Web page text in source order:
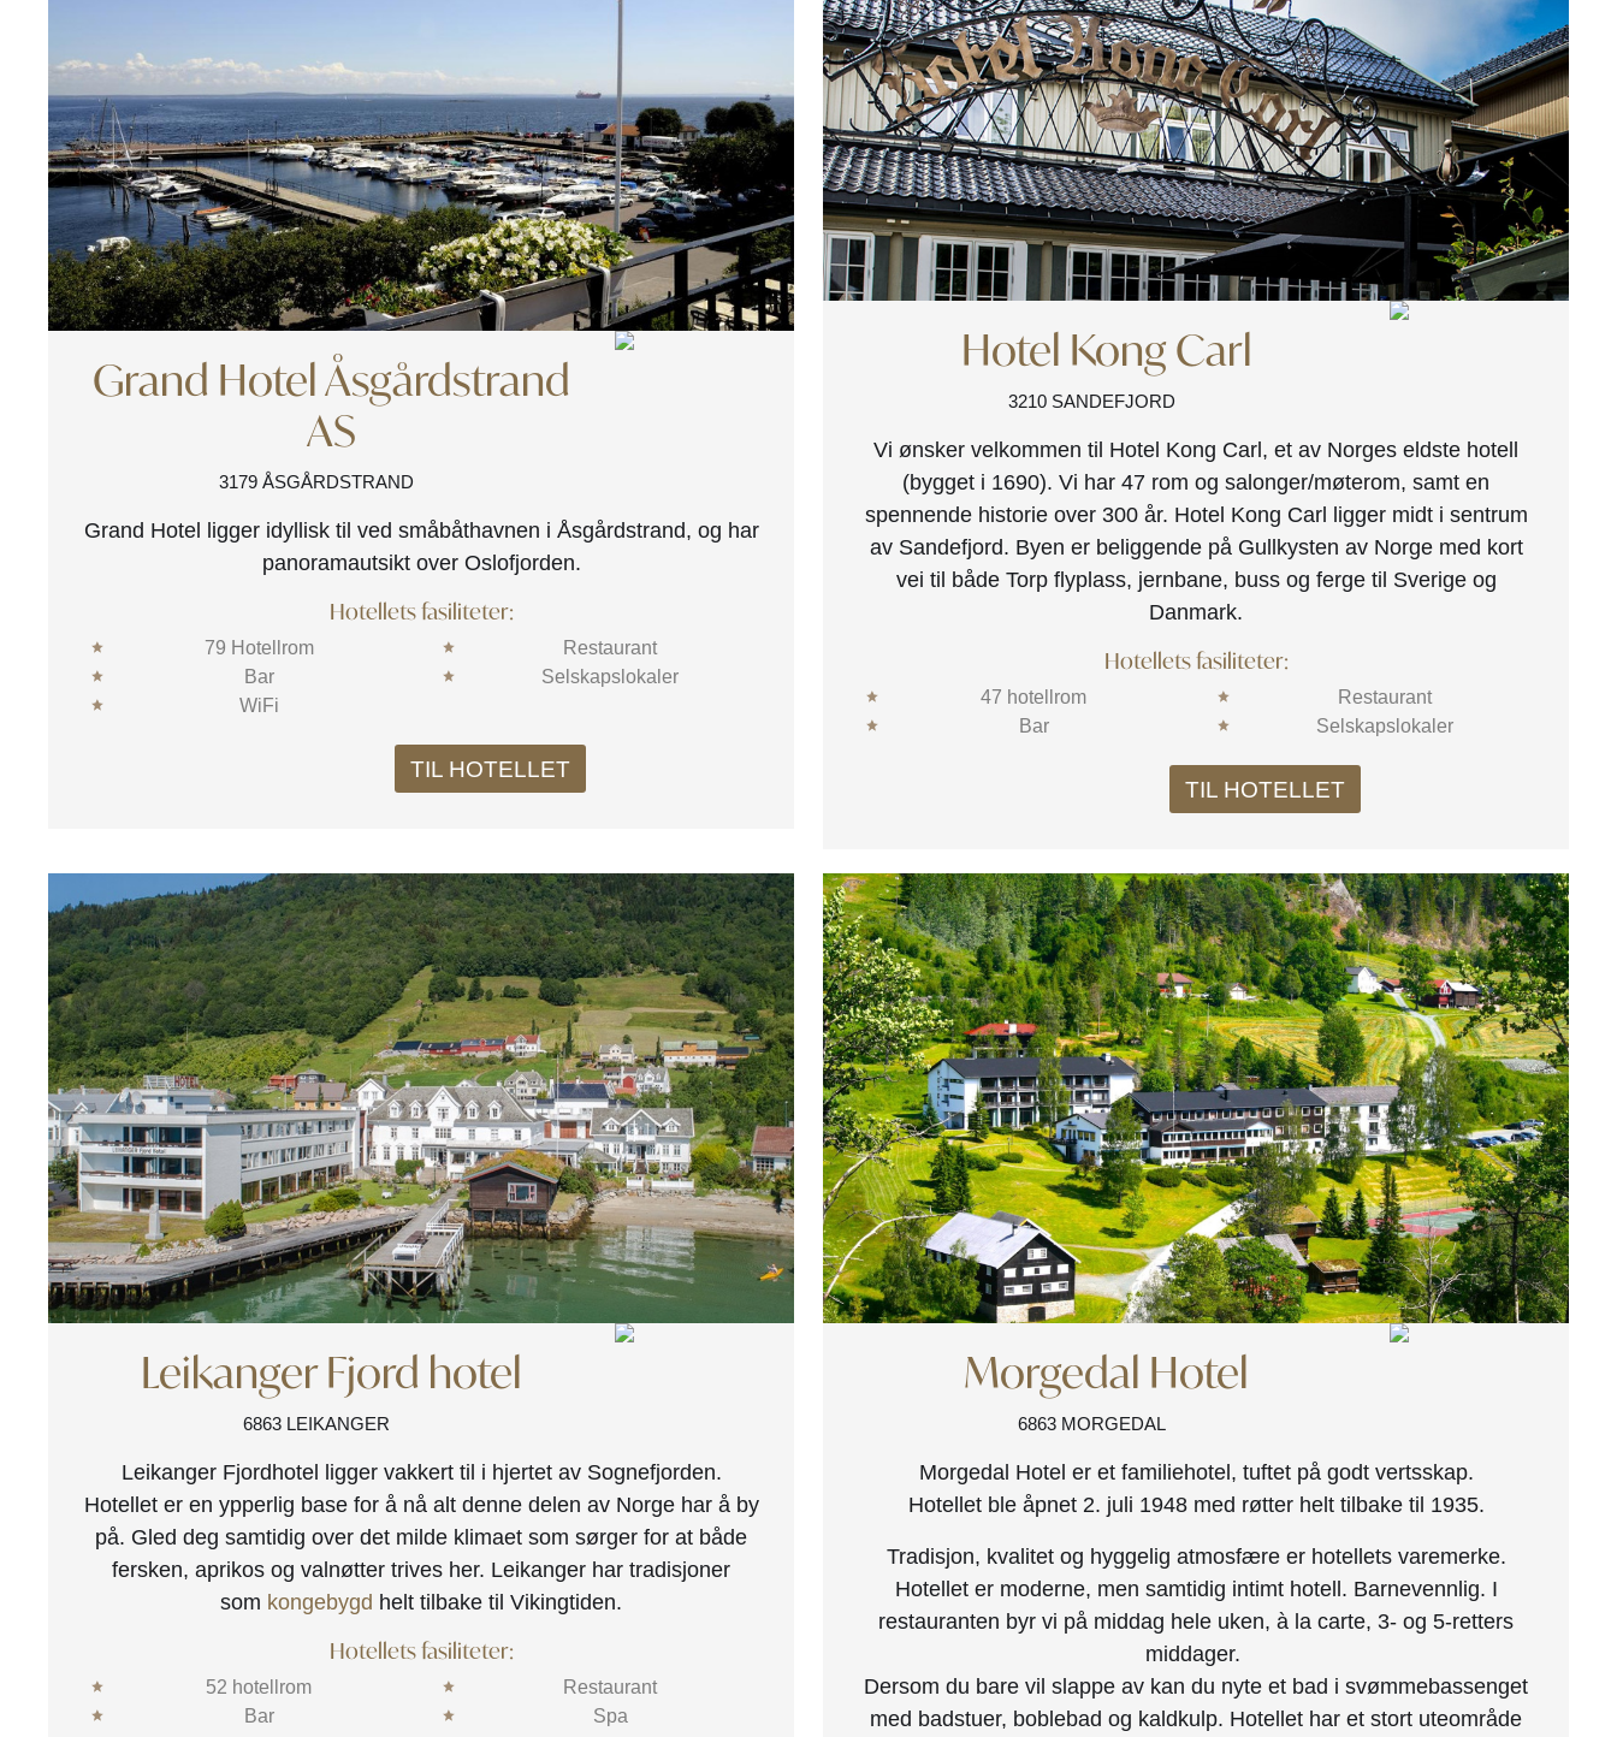
Grand Hotel Åsgårdstrand
AS
3179 ÅSGÅRDSTRAND
Grand Hotel ligger idyllisk til ved småbåthavnen i Åsgårdstrand, og har
panoramautsikt over Oslofjorden.
Hotellets fasiliteter:
79 Hotellrom
Restaurant
Bar
Selskapslokaler
WiFi
TIL HOTELLET
Hotel Kong Carl
3210 SANDEFJORD
Vi ønsker velkommen til Hotel Kong Carl, et av Norges eldste hotell
(bygget i 1690). Vi har 47 rom og salonger/møterom, samt en
spennende historie over 300 år. Hotel Kong Carl ligger midt i sentrum
av Sandefjord. Byen er beliggende på Gullkysten av Norge med kort
vei til både Torp flyplass, jernbane, buss og ferge til Sverige og
Danmark.
Hotellets fasiliteter:
47 hotellrom
Restaurant
Bar
Selskapslokaler
TIL HOTELLET
Leikanger Fjord hotel
6863 LEIKANGER
Leikanger Fjordhotel ligger vakkert til i hjertet av Sognefjorden.
Hotellet er en ypperlig base for å nå alt denne delen av Norge har å by
på. Gled deg samtidig over det milde klimaet som sørger for at både
fersken, aprikos og valnøtter trives her. Leikanger har tradisjoner
som kongebygd helt tilbake til Vikingtiden.
Hotellets fasiliteter:
52 hotellrom
Restaurant
Bar
Spa
Morgedal Hotel
6863 MORGEDAL
Morgedal Hotel er et familiehotel, tuftet på godt vertsskap.
Hotellet ble åpnet 2. juli 1948 med røtter helt tilbake til 1935.
Tradisjon, kvalitet og hyggelig atmosfære er hotellets varemerke.
Hotellet er moderne, men samtidig intimt hotell. Barnevennlig. I
restauranten byr vi på middag hele uken, à la carte, 3- og 5-retters
middager.
Dersom du bare vil slappe av kan du nyte et bad i svømmebassenget
med badstuer, boblebad og kaldkulp. Hotellet har et stort uteområde